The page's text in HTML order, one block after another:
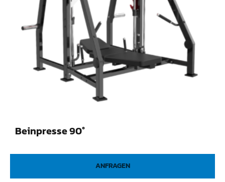
Beinpresse 90°
ANFRAGEN